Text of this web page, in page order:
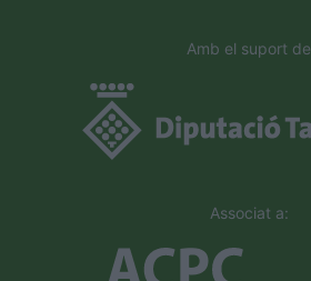
Amb el suport de
Associat a: